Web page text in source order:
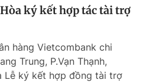
ký kết hợp tác tài trợ
hàng Vietcombank chi
Trung, P.Vạn Thạnh,
Lễ ký kết hợp đồng tài trợ